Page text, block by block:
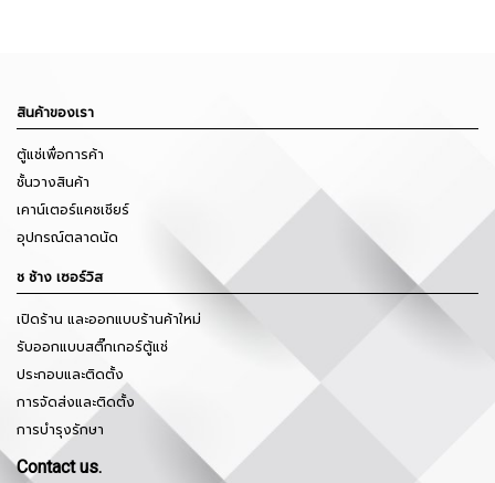
สินค้าของเรา
ตู้แช่เพื่อการค้า
ชั้นวางสินค้า
เคาน์เตอร์แคชเชียร์
อุปกรณ์ตลาดนัด
ช ช้าง เซอร์วิส
เปิดร้าน และออกแบบร้านค้าใหม่
รับออกแบบสติ๊กเกอร์ตู้แช่
ประกอบและติดตั้ง
การจัดส่งและติดตั้ง
การบำรุงรักษา
Contact us.